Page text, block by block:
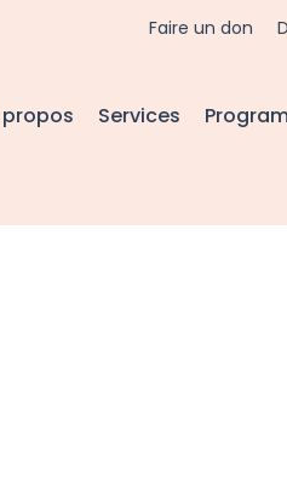
propos Services
Faire un don